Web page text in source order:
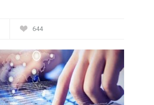
644